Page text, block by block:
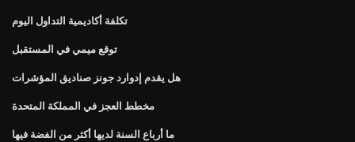
تكلفة أكاديمية التداول اليوم
توقع ميمي في المستقبل
هل يقدم إدوارد جونز صناديق المؤشرات
مخطط العجز في المملكة المتحدة
ما أرباع السنة لديها أكثر من الفضة فيها